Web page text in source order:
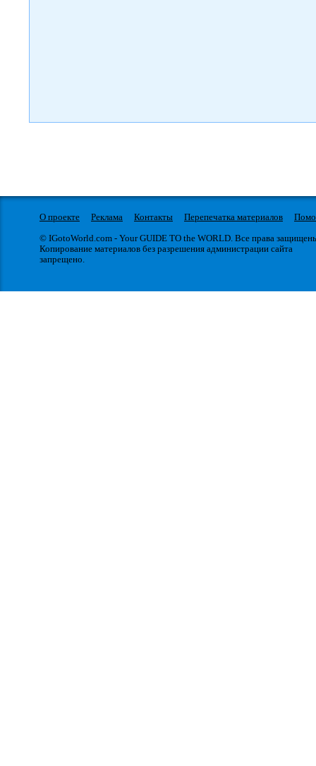
О проекте Реклама Контакты Перепечатка материалов
© IGotoWorld.com - Your GUIDE TO the WORLD. Все права
Копирование материалов без разрешения администрации сайта
запрещено.